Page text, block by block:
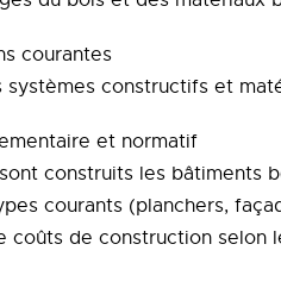
courantes
constructifs et
et normatif
construits les bâtiments
courants (planchers,
coûts de construction selon